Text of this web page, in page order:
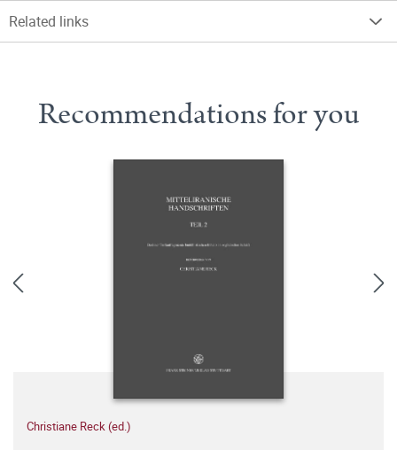
Related links
Recommendations for you
Christiane Reck (ed.)